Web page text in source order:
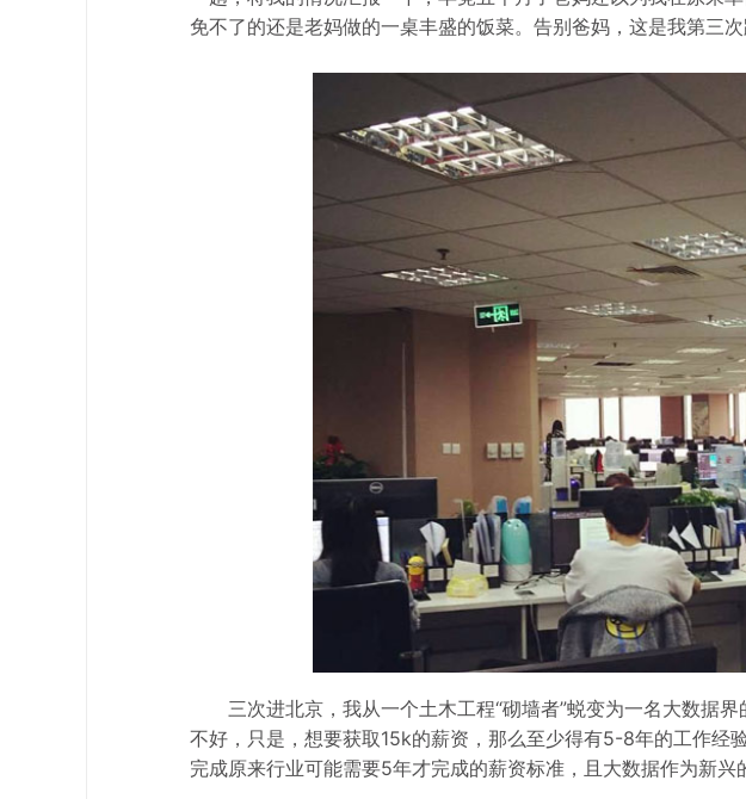
免不了的还是老妈做的一桌丰盛的饭菜。告别爸妈，这是我第三
三次进北京，我从一个土木工程“砌墙者”蜕变为一名大数据
不好，只是，想要获取15k的薪资，那么至少得有5-8年的工作经
完成原来行业可能需要5年才完成的薪资标准，且大数据作为新兴